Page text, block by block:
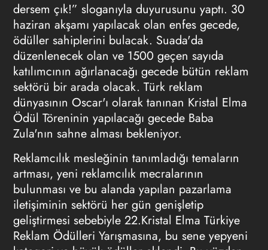
dersem çık!” sloganıyla duyurusunu yaptı. 30
haziran akşamı yapılacak olan enfes gecede,
ödüller sahiplerini bulacak. Suada'da
düzenlenecek olan ve 1500 geçen sayıda
katılımcının ağırlanacağı gecede bütün reklam
sektörü bir arada olacak. Türk reklam
dünyasının Oscar'ı olarak tanınan Kristal Elma
Ödül Töreninin yapılacağı gecede Baba
Zula'nın sahne alması bekleniyor.
Reklamcılık mesleğinin tanımladığı temaların
artması, yeni reklamcılık mecralarının
bulunması ve bu alanda yapılan pazarlama
iletişiminin sektörü her gün genişletip
geliştirmesi sebebiyle 22.Kristal Elma Türkiye
Reklam Ödülleri Yarışmasına, bu sene yepyeni